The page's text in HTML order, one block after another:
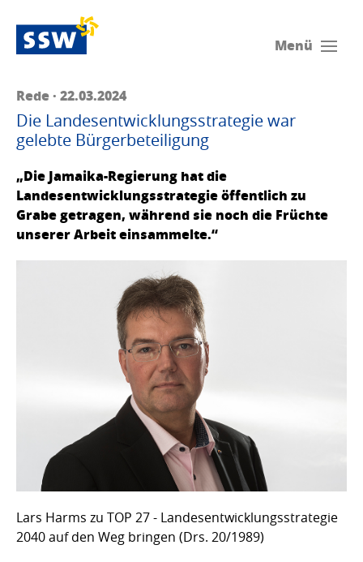
Menü
Rede · 22.03.2024
Die Landesentwicklungsstrategie war
gelebte Bürgerbeteiligung
„Die Jamaika-Regierung hat die
Landesentwicklungsstrategie öffentlich zu
Grabe getragen, während sie noch die Früchte
unserer Arbeit einsammelte.“
Lars Harms zu TOP 27 - Landesentwicklungsstrategie
2040 auf den Weg bringen (Drs. 20/1989)